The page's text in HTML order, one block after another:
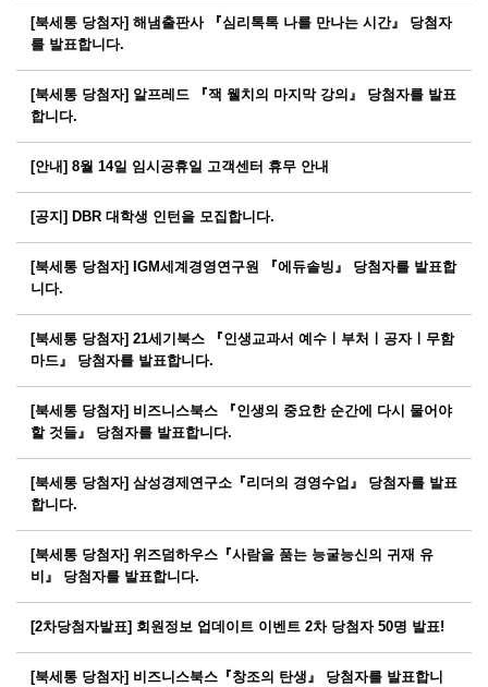
[북세통 당첨자] 해냄출판사 『심리톡톡 나를 만나는 시간』 당첨자
를 발표합니다.
[북세통 당첨자] 알프레드 『잭 웰치의 마지막 강의』 당첨자를 발표
합니다.
[안내] 8월 14일 임시공휴일 고객센터 휴무 안내
[공지] DBR 대학생 인턴을 모집합니다.
[북세통 당첨자] IGM세계경영연구원 『에듀솔빙』 당첨자를 발표합
니다.
[북세통 당첨자] 21세기북스 『인생교과서 예수ㅣ부처ㅣ공자ㅣ무함
마드』 당첨자를 발표합니다.
[북세통 당첨자] 비즈니스북스 『인생의 중요한 순간에 다시 물어야
할 것들』 당첨자를 발표합니다.
[북세통 당첨자] 삼성경제연구소『리더의 경영수업』 당첨자를 발표
합니다.
[북세통 당첨자] 위즈덤하우스『사람을 품는 능굴능신의 귀재 유
비』 당첨자를 발표합니다.
[2차당첨자발표] 회원정보 업데이트 이벤트 2차 당첨자 50명 발표!
[북세통 당첨자] 비즈니스북스『창조의 탄생』 당첨자를 발표합니